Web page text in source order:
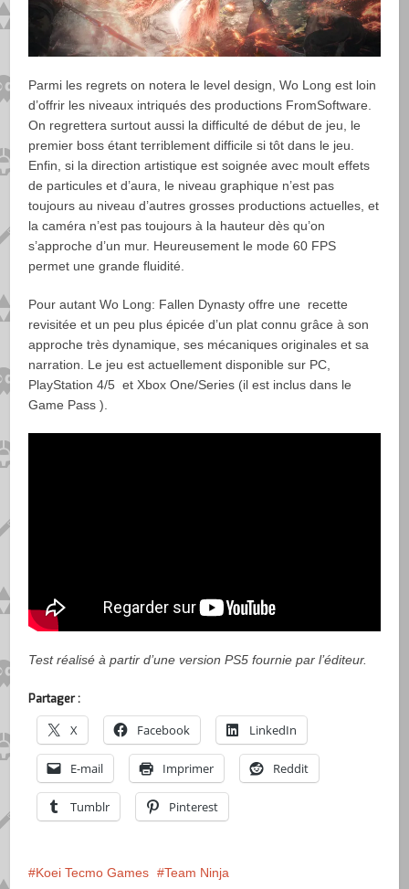
Parmi les regrets on notera le level design, Wo Long est loin
d’offrir les niveaux intriqués des productions FromSoftware.
On regrettera surtout aussi la difficulté de début de jeu, le
premier boss étant terriblement difficile si tôt dans le jeu.
Enfin, si la direction artistique est soignée avec moult effets
de particules et d’aura, le niveau graphique n’est pas
toujours au niveau d’autres grosses productions actuelles, et
la caméra n’est pas toujours à la hauteur dès qu’on
s’approche d’un mur. Heureusement le mode 60 FPS
permet une grande fluidité.
Pour autant Wo Long: Fallen Dynasty offre une recette
revisitée et un peu plus épicée d’un plat connu grâce à son
approche très dynamique, ses mécaniques originales et sa
narration. Le jeu est actuellement disponible sur PC,
PlayStation 4/5 et Xbox One/Series (il est inclus dans le
Game Pass ).
Test réalisé à partir d’une version PS5 fournie par l’éditeur.
Partager :
X Facebook LinkedIn
E-mail Imprimer Reddit
Tumblr Pinterest
Koei Tecmo Games Team Ninja